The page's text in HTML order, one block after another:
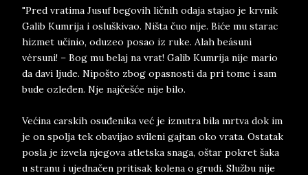
"Pred vratima Jusuf begovih ličnih odaja stajao je krvnik
Galib Kumrija i osluškivao. Ništa čuo nije. Biće mu starac
hizmet učinio, oduzeo posao iz ruke. Alah beásuni
vèrsuni! – Bog mu belaj na vrat! Galib Kumrija nije mario
da davi ljude. Nipošto zbog opasnosti da pri tome i sam
bude ozleđen. Nje najčešće nije bilo.
Većina carskih osuđenika već je iznutra bila mrtva dok im
je on spolja tek obavijao svileni gajtan oko vrata. Ostatak
posla je izvela njegova atletska snaga, oštar pokret šaka
u stranu i ujednačen pritisak kolena o grudi. Službu nije